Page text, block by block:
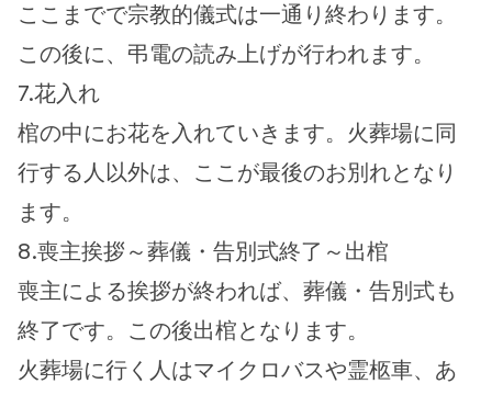
ここまでで宗教的儀式は一通り終わります。
この後に、弔電の読み上げが行われます。
7.花入れ
棺の中にお花を入れていきます。火葬場に同
行する人以外は、ここが最後のお別れとなり
ます。
8.喪主挨拶～葬儀・告別式終了～出棺
喪主による挨拶が終われば、葬儀・告別式も
終了です。この後出棺となります。
火葬場に行く人はマイクロバスや霊柩車、あ